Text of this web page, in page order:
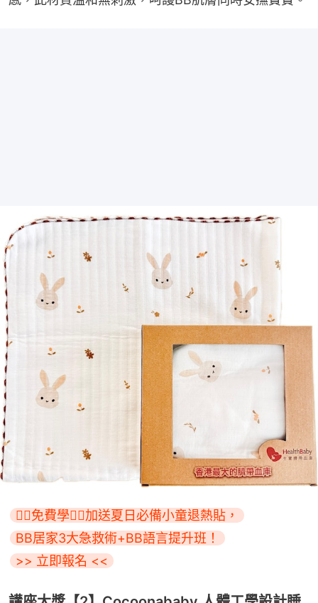
👇🏻免費學👇🏻加送夏日必備小童退熱貼，
BB居家3大急救術+BB語言提升班！
>> 立即報名 <<